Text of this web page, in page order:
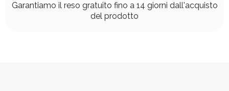
Garantiamo il reso gratuito fino a 14 giorni dall'acquisto
del prodotto